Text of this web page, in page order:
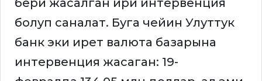
бери жасалган ири интервенция
болуп саналат. Буга чейин Улуттук
банк эки ирет валюта базарына
интервенция жасаган: 19-